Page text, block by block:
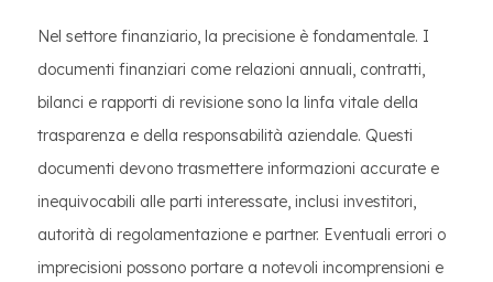
Nel settore finanziario, la precisione è fondamentale. I
documenti finanziari come relazioni annuali, contratti,
bilanci e rapporti di revisione sono la linfa vitale della
trasparenza e della responsabilità aziendale. Questi
documenti devono trasmettere informazioni accurate e
inequivocabili alle parti interessate, inclusi investitori,
autorità di regolamentazione e partner. Eventuali errori o
imprecisioni possono portare a notevoli incomprensioni e